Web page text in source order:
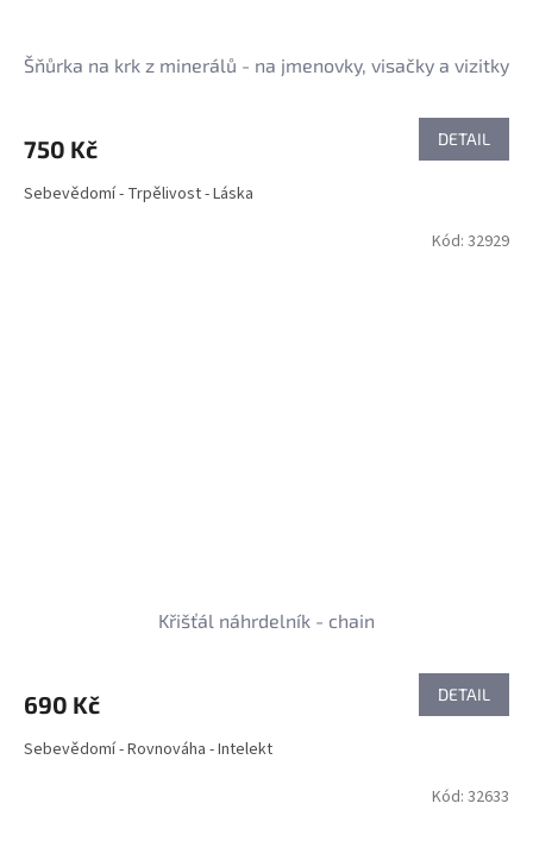
Šňůrka na krk z minerálů - na jmenovky, visačky a vizitky
750 Kč DETAIL
Sebevědomí - Trpělivost - Láska
Křišťál náhrdelník - chain
690 Kč DETAIL
Sebevědomí - Rovnováha - Intelekt
Kód: 32929
Kód: 32633